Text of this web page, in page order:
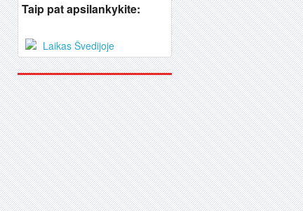
Taip pat apsilankykite:
Laikas Švedijoje